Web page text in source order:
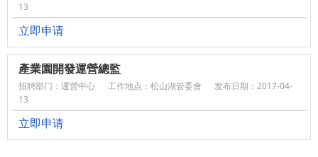
13
立即申请
產業園開發運營總監
招聘部门：運營中心 工作地点：松山湖管委會
发布日期：2017-04-
13
立即申请